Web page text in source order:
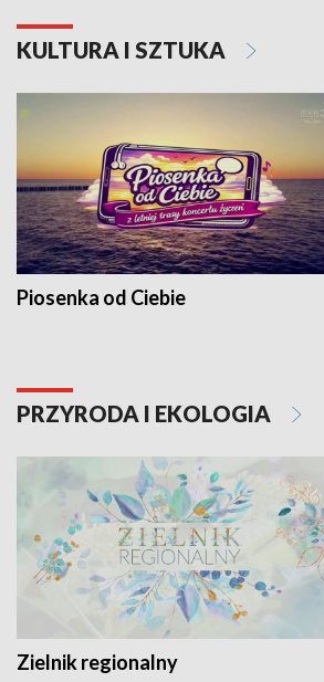
KULTURA I SZTUKA
Piosenka od Ciebie
PRZYRODA I EKOLOGIA
Zielnik regionalny